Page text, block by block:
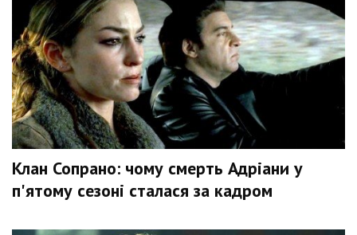
Клан Сопрано: чому смерть Адріани у
п'ятому сезоні сталася за кадром